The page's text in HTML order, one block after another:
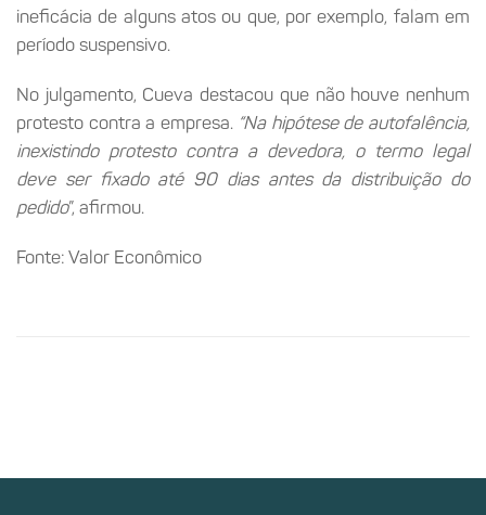
ineficácia de alguns atos ou que, por exemplo, falam em
período suspensivo.
No julgamento, Cueva destacou que não houve nenhum
protesto contra a empresa. “Na hipótese de autofalência,
inexistindo protesto contra a devedora, o termo legal
deve ser fixado até 90 dias antes da distribuição do
pedido”, afirmou.
Fonte: Valor Econômico